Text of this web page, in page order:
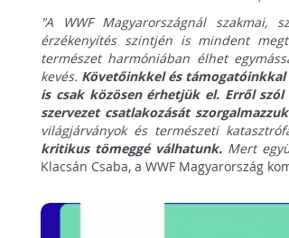
"A WWF Magyarországnál szakmai,
érzékenyítés szintjén is mindent
természet harmóniában élhet
kevés. Követőinkkel és
is csak közösen érhetjük el. Erről
szervezet csatlakozását
világjárványok és természeti
kritikus tömeggé válhatunk. Mert
Klacsán Csaba, a WWF Magyarország